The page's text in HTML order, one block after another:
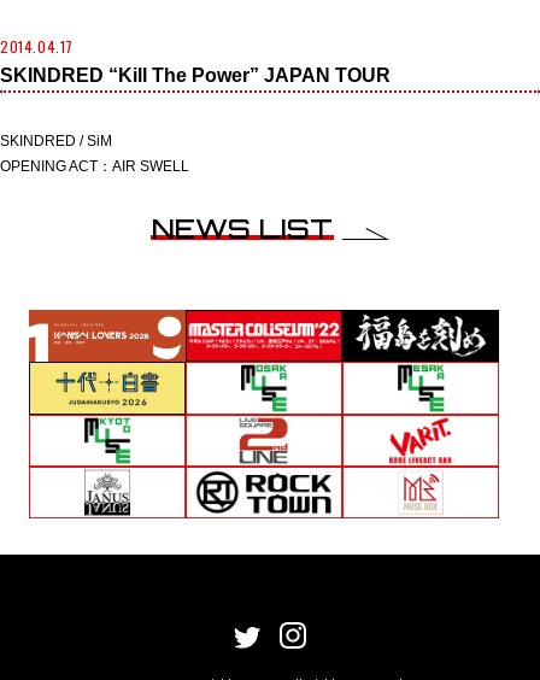
2014.04.17
SKINDRED “Kill The Power” JAPAN TOUR
SKINDRED / SiM
OPENING ACT：AIR SWELL
NEWS LIST